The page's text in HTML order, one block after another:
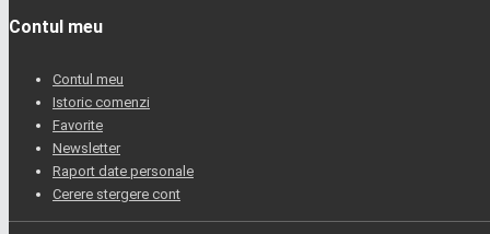
Contul meu
Contul meu
Istoric comenzi
Favorite
Newsletter
Raport date personale
Cerere stergere cont